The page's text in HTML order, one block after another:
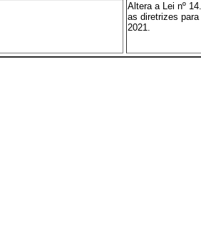
Altera a Lei nº
as diretrizes
2021.